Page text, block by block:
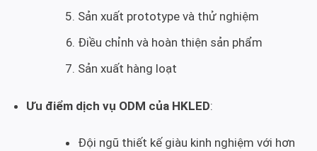
Sản xuất prototype và thử nghiệm
Điều chỉnh và hoàn thiện sản phẩm
Sản xuất hàng loạt
Ưu điểm dịch vụ ODM của HKLED:
Đội ngũ thiết kế giàu kinh nghiệm với hơn